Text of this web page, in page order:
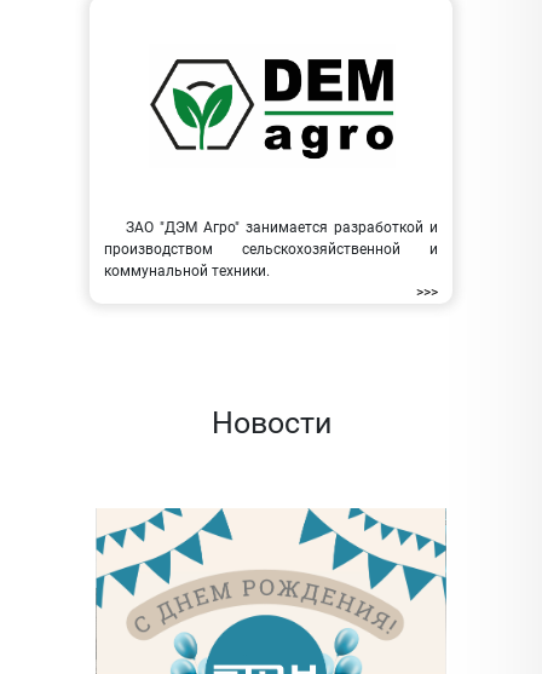
ЗАО "ДЭМ Агро" занимается разработкой и
производством сельскохозяйственной и
коммунальной техники.
>>>
Новости